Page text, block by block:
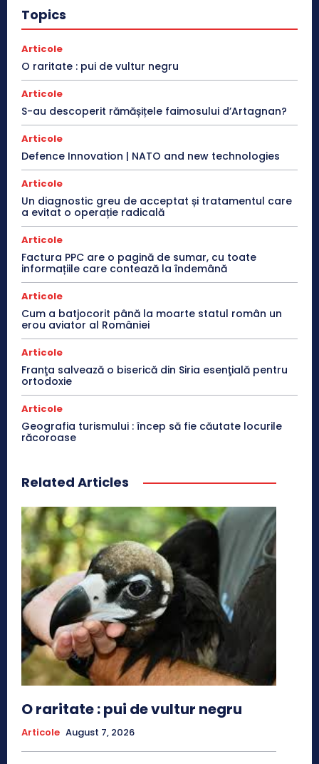
Topics
Articole
O raritate : pui de vultur negru
Articole
S-au descoperit rămășițele faimosului d’Artagnan?
Articole
Defence Innovation | NATO and new technologies
Articole
Un diagnostic greu de acceptat și tratamentul care
a evitat o operație radicală
Articole
Factura PPC are o pagină de sumar, cu toate
informațiile care contează la îndemână
Articole
Cum a batjocorit până la moarte statul român un
erou aviator al României
Articole
Franţa salvează o biserică din Siria esenţială pentru
ortodoxie
Articole
Geografia turismului : încep să fie căutate locurile
răcoroase
Related Articles
O raritate : pui de vultur negru
Articole August 7, 2026